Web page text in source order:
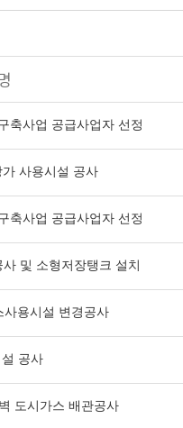
축사업 공급사업자 선정
사용시설 공사
축사업 공급사업자 선정
및 소형저장탱크 설치
사용시설 변경공사
공사
도시가스 배관공사